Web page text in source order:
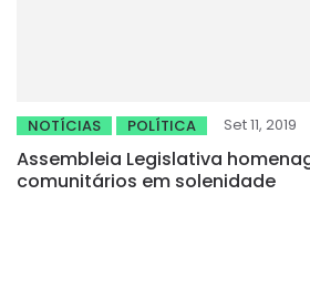
NOTÍCIAS POLÍTICA Set 11, 2019
Assembleia Legislativa
comunitários em solenidade